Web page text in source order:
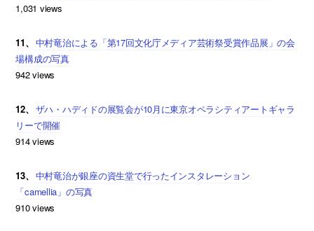
1,031 views
11、 中村竜治による「第17回文化庁メディア芸術祭受賞作品展」の会
場構成の写真
942 views
12、 ザハ・ハディドの展覧会が10月に東京オペラシティアートギャラ
リーで開催
914 views
13、 中村竜治が銀座の資生堂で行ったインスタレーション
「camellia」の写真
910 views